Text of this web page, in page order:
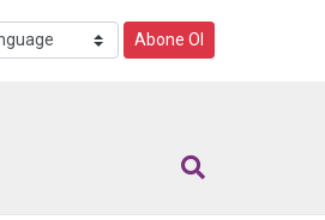
Abone Ol